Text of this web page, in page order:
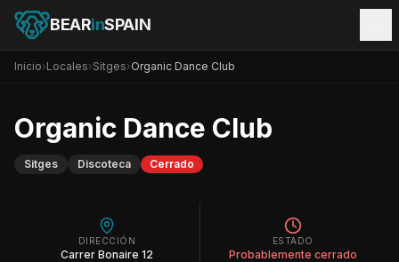
BEARinSPAIN
Inicio›Locales›Sitges›Organic Dance Club
Organic Dance Club
Sitges Discoteca Cerrado
DIRECCIÓN
Carrer Bonaire 12
ESTADO
Probablemente cerrado